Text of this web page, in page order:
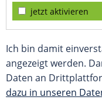
jetzt aktivieren
Ich bin damit
angezeigt werden.
Daten an
dazu in unseren